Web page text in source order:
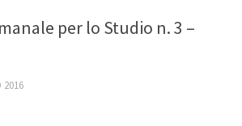
per lo Studio n. 3 –
2016